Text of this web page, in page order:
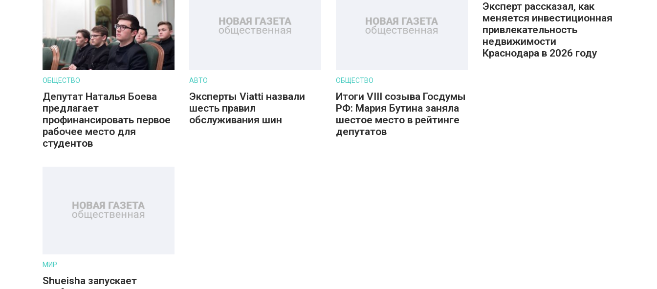
ОБЩЕСТВО
Депутат Наталья Боева
предлагает
профинансировать первое
рабочее место для
студентов
АВТО
Эксперты Viatti назвали
шесть правил
обслуживания шин
ОБЩЕСТВО
Итоги VIII созыва Госдумы
РФ: Мария Бутина заняла
шестое место в рейтинге
депутатов
Эксперт рассказал, как
меняется инвестиционная
привлекательность
недвижимости
Краснодара в 2026 году
МИР
Shueisha запускает